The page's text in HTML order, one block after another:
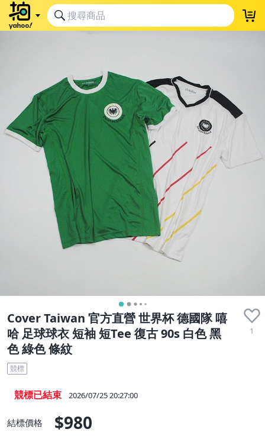
Cover Taiwan 官方直營 世界杯 德國隊 嘻
哈 足球球衣 短袖 短Tee 復古 90s 白色 黑
色 綠色 條紋
1
競標
競標已結束 2026/07/25 20:27:00
結標價格 $980